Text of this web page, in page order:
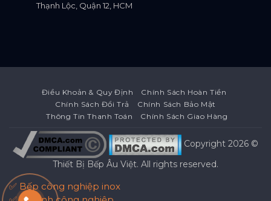
Thạnh Lộc, Quận 12, HCM
Điều Khoản & Quy Định
Chính Sách Hoàn Tiền
Chính Sách Đổi Trả
Chính Sách Bảo Mật
Thông Tin Thanh Toán
Chính Sách Giao Hàng
Copyright 2026 ©
Thiết Bị Bếp Âu Việt. All rights reserved.
✅ Bếp công nghiệp inox